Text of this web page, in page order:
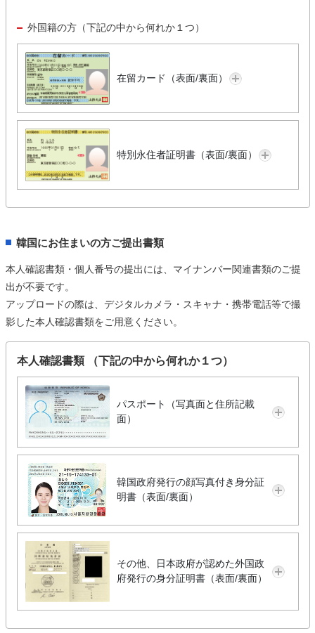
外国籍の方（下記の中から何れか１つ）
在留カード（表面/裏面）
特別永住者証明書（表面/裏面）
韓国にお住まいの方ご提出書類
本人確認書類・個人番号の提出には、マイナンバー関連書類のご提
出が不要です。
アップロードの際は、デジタルカメラ・スキャナ・携帯電話等で撮
影した本人確認書類をご用意ください。
本人確認書類 （下記の中から何れか１つ）
パスポート（写真面と住所記載
面）
韓国政府発行の顔写真付き身分証
明書（表面/裏面）
その他、日本政府が認めた外国政
府発行の身分証明書（表面/裏面）